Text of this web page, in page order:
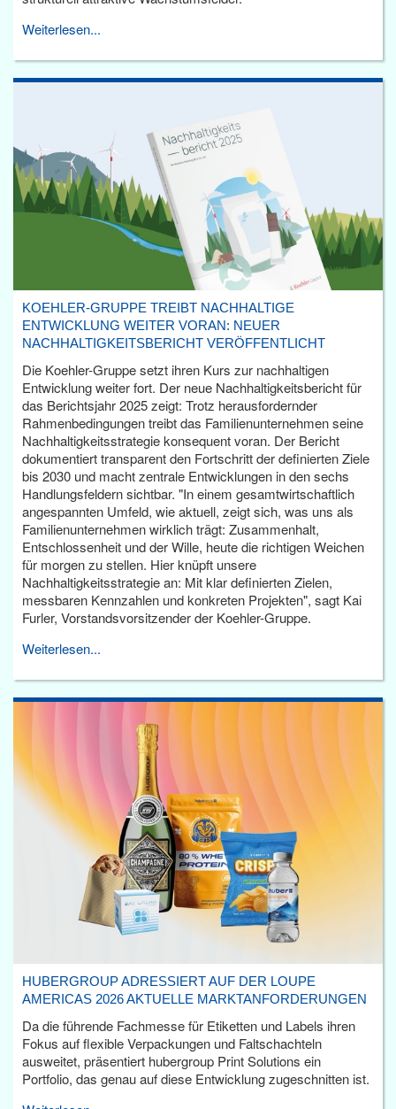
Weiterlesen...
KOEHLER-GRUPPE TREIBT NACHHALTIGE
ENTWICKLUNG WEITER VORAN: NEUER
NACHHALTIGKEITSBERICHT VERÖFFENTLICHT
Die Koehler-Gruppe setzt ihren Kurs zur nachhaltigen
Entwicklung weiter fort. Der neue Nachhaltigkeitsbericht für
das Berichtsjahr 2025 zeigt: Trotz herausfordernder
Rahmenbedingungen treibt das Familienunternehmen seine
Nachhaltigkeitsstrategie konsequent voran. Der Bericht
dokumentiert transparent den Fortschritt der definierten Ziele
bis 2030 und macht zentrale Entwicklungen in den sechs
Handlungsfeldern sichtbar. "In einem gesamtwirtschaftlich
angespannten Umfeld, wie aktuell, zeigt sich, was uns als
Familienunternehmen wirklich trägt: Zusammenhalt,
Entschlossenheit und der Wille, heute die richtigen Weichen
für morgen zu stellen. Hier knüpft unsere
Nachhaltigkeitsstrategie an: Mit klar definierten Zielen,
messbaren Kennzahlen und konkreten Projekten", sagt Kai
Furler, Vorstandsvorsitzender der Koehler-Gruppe.
Weiterlesen...
HUBERGROUP ADRESSIERT AUF DER LOUPE
AMERICAS 2026 AKTUELLE MARKTANFORDERUNGEN
Da die führende Fachmesse für Etiketten und Labels ihren
Fokus auf flexible Verpackungen und Faltschachteln
ausweitet, präsentiert hubergroup Print Solutions ein
Portfolio, das genau auf diese Entwicklung zugeschnitten ist.